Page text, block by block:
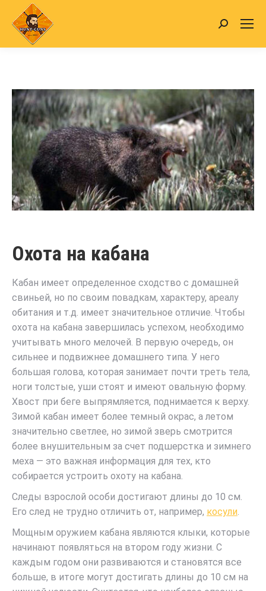
Search:
Охота на кабана
Кабан имеет определенное сходство с домашней
свиньей, но по своим повадкам, характеру, ареалу
обитания и т.д. имеет значительное отличие. Чтобы
охота на кабана завершилась успехом, необходимо
учитывать много мелочей. В первую очередь, он
сильнее и подвижнее домашнего типа. У него
большая голова, которая занимает почти треть тела,
ноги толстые, уши стоят и имеют овальную форму.
Хвост при беге выпрямляется, поднимается к верху.
Зимой кабан имеет более темный окрас, а летом
значительно светлее, но зимой зверь смотрится
более внушительным за счет подшерстка и зимнего
меха — это важная информация для тех, кто
собирается устроить охоту на кабана.
Следы взрослой особи достигают длины до 10 см.
Его след не трудно отличить от, например, косули.
Мощным оружием кабана являются клыки, которые
начинают появляться на втором году жизни. С
каждым годом они развиваются и становятся все
больше, в итоге могут достигать длины до 10 см на